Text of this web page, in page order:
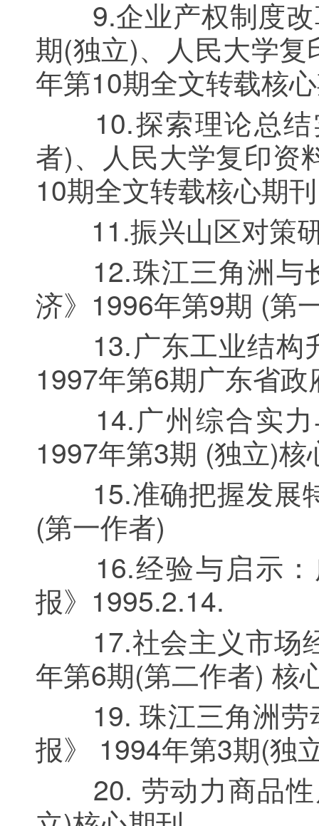
9.企业产权制度改
期(独立)、人民大学
年第10期全文转载核
10.探索理论总结
者)、人民大学复印资
10期全文转载核心期刊
11.振兴山区对策研
12.珠江三角洲与
济》1996年第9期 (第
13.广东工业结构
1997年第6期广东省
14.广州综合实力
1997年第3期 (独立)核
15.准确把握发展
(第一作者)
16.经验与启示：
报》1995.2.14.
17.社会主义市场
年第6期(第二作者) 核
19. 珠江三角洲劳
报》 1994年第3期(独
20. 劳动力商品性